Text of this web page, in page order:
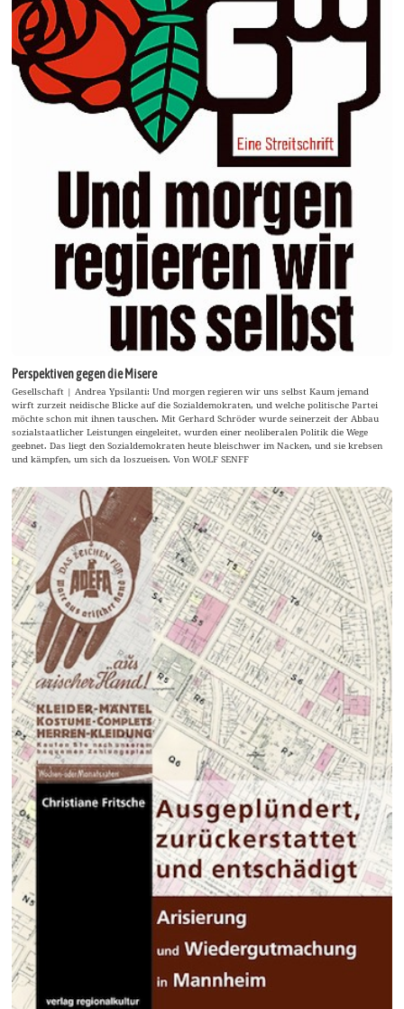
Perspektiven gegen die Misere
Gesellschaft | Andrea Ypsilanti: Und morgen regieren wir uns selbst Kaum jemand
wirft zurzeit neidische Blicke auf die Sozialdemokraten, und welche politische Partei
möchte schon mit ihnen tauschen. Mit Gerhard Schröder wurde seinerzeit der Abbau
sozialstaatlicher Leistungen eingeleitet, wurden einer neoliberalen Politik die Wege
geebnet. Das liegt den Sozialdemokraten heute bleischwer im Nacken, und sie krebsen
und kämpfen, um sich da loszueisen. Von WOLF SENFF